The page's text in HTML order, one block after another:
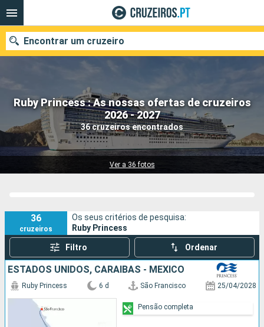
Ruby Princess : As nossas ofertas de cruzeiros
2026 - 2027
36 cruzeiros encontrados
Ver a 36 fotos
Encontrar um cruzeiro
Quando ir?
Data de partida
36
cruzeiros
Os seus critérios de pesquisa:
Ruby Princess
Filtro Ordenar
ESTADOS UNIDOS, CARAIBAS - MEXICO
Ruby Princess 6 d São Francisco 25/04/2028
Pensão completa